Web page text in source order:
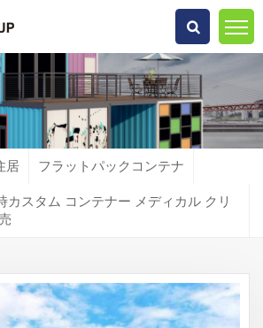
探していますか?
居 フラットパックコンテナ
カスタム コンテナー メディカル クリ